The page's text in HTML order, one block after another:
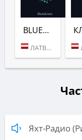
BLUES&JAZZ (ЯХТ-РАДИО)
ЛАТВИЯ (РИГА)
Яхт-Радио